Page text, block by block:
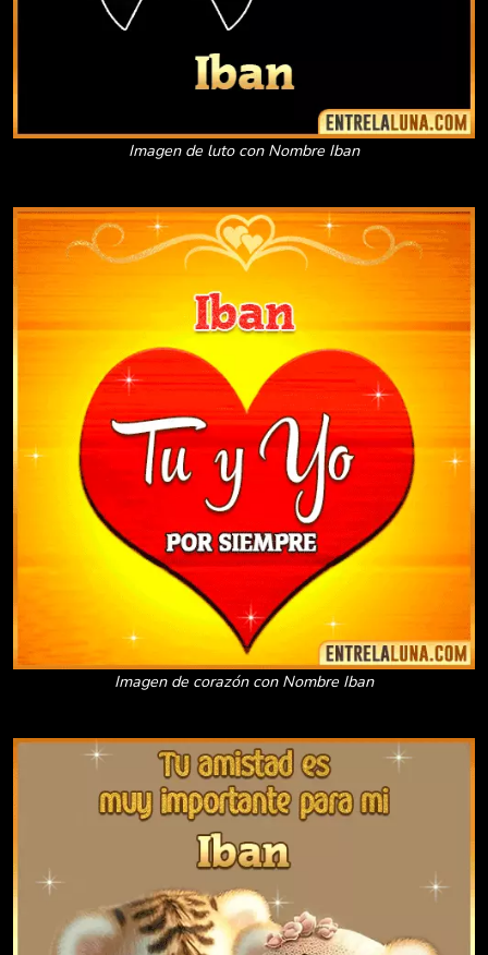
Imagen de luto con Nombre Iban
Imagen de corazón con Nombre Iban